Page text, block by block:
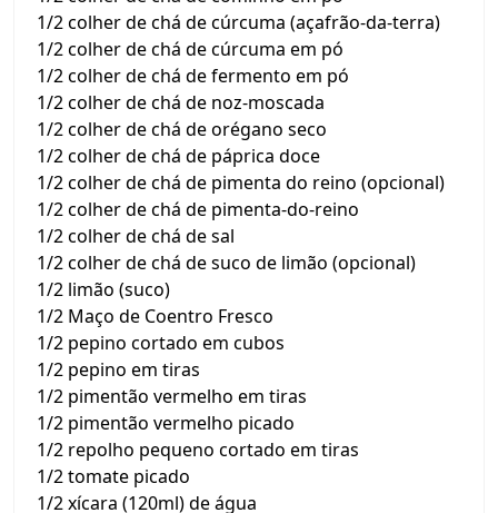
1/2 colher de chá de cúrcuma (açafrão-da-terra)
1/2 colher de chá de cúrcuma em pó
1/2 colher de chá de fermento em pó
1/2 colher de chá de noz-moscada
1/2 colher de chá de orégano seco
1/2 colher de chá de páprica doce
1/2 colher de chá de pimenta do reino (opcional)
1/2 colher de chá de pimenta-do-reino
1/2 colher de chá de sal
1/2 colher de chá de suco de limão (opcional)
1/2 limão (suco)
1/2 Maço de Coentro Fresco
1/2 pepino cortado em cubos
1/2 pepino em tiras
1/2 pimentão vermelho em tiras
1/2 pimentão vermelho picado
1/2 repolho pequeno cortado em tiras
1/2 tomate picado
1/2 xícara (120ml) de água